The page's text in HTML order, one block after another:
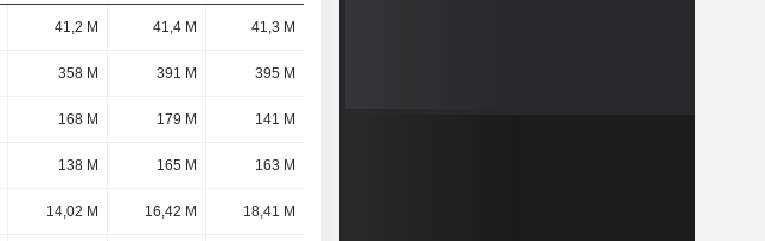
41,2 M 41,4 M 41,3 M
358 M 391 M 395 M
168 M 179 M 141 M
138 M 165 M 163 M
14,02 M 16,42 M 18,41 M